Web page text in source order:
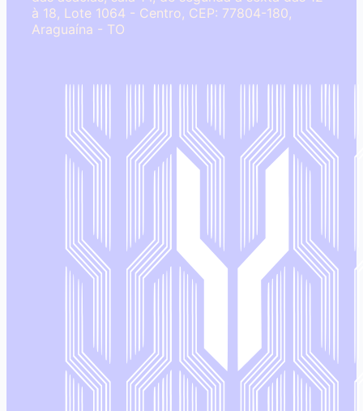
à 18, Lote 1064 - Centro, CEP: 77804-180,
Araguaína - TO